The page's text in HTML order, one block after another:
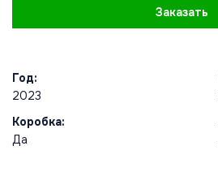
Заказать
Год:
2023
Коробка:
Да